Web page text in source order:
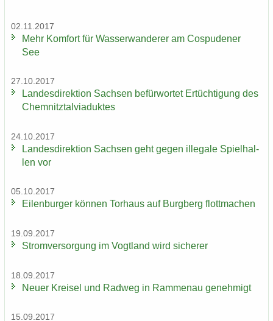
02.11.2017
Mehr Kom­fort für Was­ser­wan­de­rer am Cos­pu­de­ner
See
27.10.2017
Lan­des­di­rek­ti­on Sach­sen be­für­wor­tet Er­tüch­ti­gung des
Chem­nitz­tal­via­duk­tes
24.10.2017
Lan­des­di­rek­ti­on Sach­sen geht gegen il­le­ga­le Spiel­hal­
len vor
05.10.2017
Ei­len­bur­ger kön­nen Tor­haus auf Burg­berg flott­ma­chen
19.09.2017
Strom­ver­sor­gung im Vogt­land wird si­che­rer
18.09.2017
Neuer Krei­sel und Rad­weg in Ram­men­au ge­neh­migt
15.09.2017